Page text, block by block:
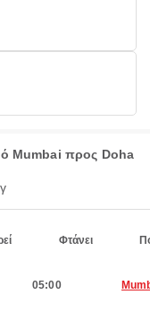
Mumbai προς Doha
Φτάνει
05:00